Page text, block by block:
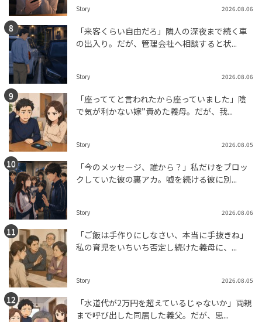
Story 2026.08.06
「来客くらい自由だろ」隣人の深夜まで続く車
の出入り。だが、管理会社へ相談すると状...
Story 2026.08.06
「座っててと言われたから座っていました」陰
で気が利かない嫁”責めた義母。だが、我...
Story 2026.08.05
「今のメッセージ、誰から？」私だけをブロッ
クしていた彼の裏アカ。嘘を続ける彼に別...
Story 2026.08.06
「ご飯は手作りにしなさい、本当に手抜きね」
私の育児をいちいち否定し続けた義母に、...
Story 2026.08.05
「水道代が2万円を超えているじゃないか」両親
まで呼び出した同居した義父。だが、思...